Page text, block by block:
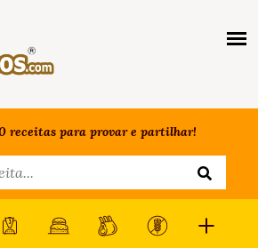
receitas para provar e partilhar!